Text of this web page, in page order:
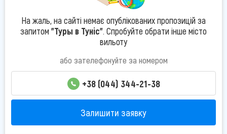
На жаль, на сайті немає опублікованих пропозицій за
запитом "Туры в Туніс". Спробуйте обрати інше місто
вильоту
або зателефонуйте за номером
+38 (044) 344-21-38
Залишити заявку